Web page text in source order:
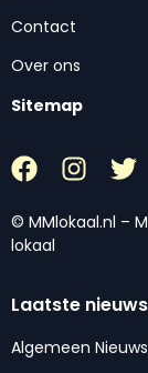
Contact
Over ons
Sitemap
© MMlokaal.nl –
lokaal
Laatste nieuws
Algemeen Nieuws